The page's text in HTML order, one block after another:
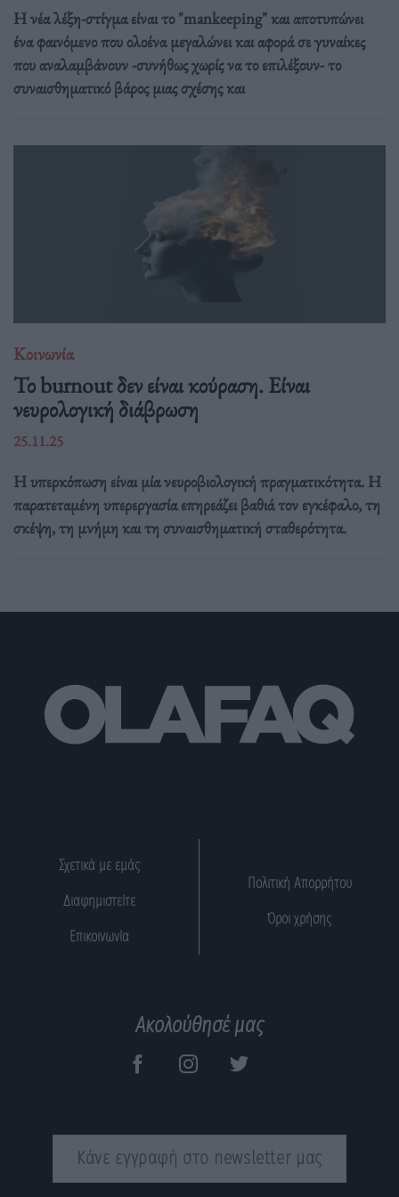
Η νέα λέξη-στίγμα είναι το "mankeeping" και αποτυπώνει
ένα φαινόμενο που ολοένα μεγαλώνει και αφορά σε γυναίκες
που αναλαμβάνουν -συνήθως χωρίς να το επιλέξουν- το
συναισθηματικό βάρος μιας σχέσης και
Κοινωνία
Το burnout δεν είναι κούραση. Είναι
νευρολογική διάβρωση
25.11.25
Η υπερκόπωση είναι μία νευροβιολογική πραγματικότητα. Η
παρατεταμένη υπερεργασία επηρεάζει βαθιά τον εγκέφαλο, τη
σκέψη, τη μνήμη και τη συναισθηματική σταθερότητα.
Σχετικά με εμάς
Διαφημιστείτε
Επικοινωνία
Πολιτική Απορρήτου
Όροι χρήσης
Ακολούθησέ μας
Κάνε εγγραφή στο newsletter μας